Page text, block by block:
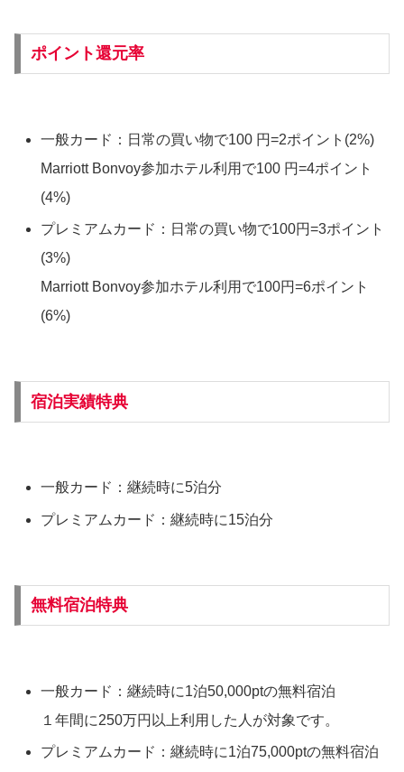
ポイント還元率
一般カード：日常の買い物で100 円=2ポイント(2%)
Marriott Bonvoy参加ホテル利用で100 円=4ポイント
(4%)
プレミアムカード：日常の買い物で100円=3ポイント
(3%)
Marriott Bonvoy参加ホテル利用で100円=6ポイント
(6%)
宿泊実績特典
一般カード：継続時に5泊分
プレミアムカード：継続時に15泊分
無料宿泊特典
一般カード：継続時に1泊50,000ptの無料宿泊
１年間に250万円以上利用した人が対象です。
プレミアムカード：継続時に1泊75,000ptの無料宿泊